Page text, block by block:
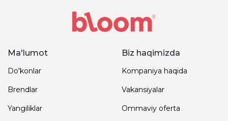
Ma'lumot
Do'konlar
Brendlar
Yangiliklar
Biz haqimizda
Kompaniya haqida
Vakansiyalar
Ommaviy oferta